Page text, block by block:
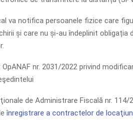
va notifica persoanele fizice care
și care nu și-au îndeplinit obligația
OpANAF nr. 2031/2022 privind
de Administrare Fiscală nr. 114/
înregistrare a contractelor de